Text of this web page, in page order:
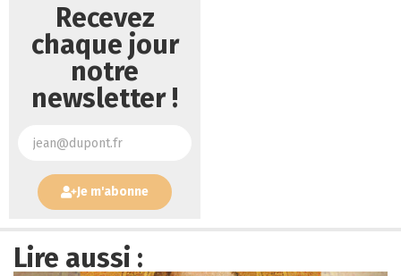
Recevez
chaque jour
notre
newsletter !
Je m'abonne
Lire aussi :